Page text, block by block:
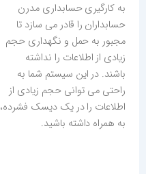
به کارگیری حسابداری مدرن
حسابداران را قادر می‌ سازد تا
مجبور به حمل و نگهداری حجم
زیادی از اطلاعات را نداشته
باشند. در این سیستم شما به
راحتی می توانی حجم زیادی از
اطلاعات را در یک دیسک فشرده،
به همراه داشته باشید.